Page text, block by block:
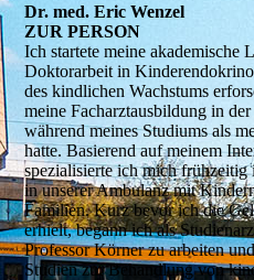
Dr. med. Eric Wenzel
ZUR PERSON
Ich startete meine akademische
Doktorarbeit in
des kindlichen Wachstums
meine Facharztausbildung in
während meines Studiums als
hatte. Basierend auf meinem
spezialisierte ich mich
in unserer Ambulanz mit
Familien. Kurz bevor ich die
erhielt, begann ich als
Professor Körner zu arbeiten
Studien zur Behandlung von